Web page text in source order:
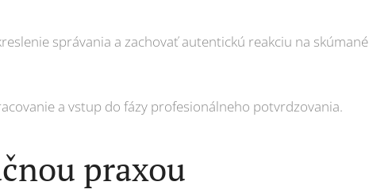
správania a zachovať autentickú reakciu na skúmané
a vstup do fázy profesionálneho potvrdzovania.
praxou